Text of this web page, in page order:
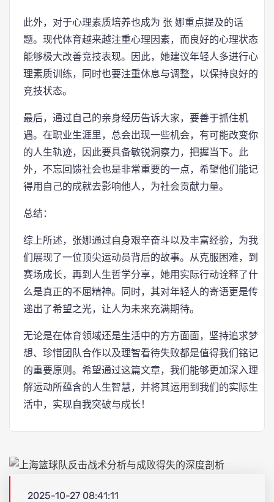
此外，对于心理素质培养也成为 张 娜重点提及的话
题。现代体育越来越注重心理因素，而良好的心理状态
能够极大改善竞技表现。因此，她建议年轻人多进行心
理素质训练，同时也要注重休息与调整，以保持良好的
竞技状态。
最后，通过自己的亲身经历告诉大家，要善于抓住机
遇。在职业生涯里，总会出现一些机会，有可能改变你
的人生轨迹，因此要具备敏锐洞察力，把握当下。此
外，不忘回馈社会也是非常重要的一点，希望他们能记
得用自己的成就去影响他人，为社会贡献力量。
总结：
综上所述，张娜通过自身艰辛奋斗以及丰富经验，为我
们展现了一位顶尖运动员背后的故事。从克服困难，到
赛场成长，再到人生哲学分享，她用实际行动诠释了什
么是真正的不屈精神。同时，其对年轻人的寄语更是传
递出了希望之光，让人为未来充满期待。
无论是在体育领域还是生活中的方方面面，坚持追求梦
想、珍惜团队合作以及理智看待失败都是值得我们铭记
的重要原则。希望通过这篇文章，我们能够更加深入理
解运动所蕴含的人生智慧，并将其运用到我们的实际生
活中，实现自我突破与成长！
2025-10-27 08:41:11